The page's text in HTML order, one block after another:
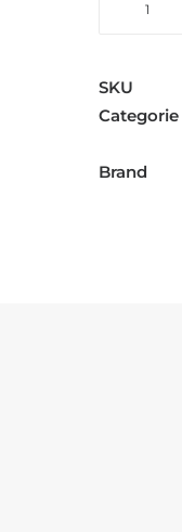
quantità
SKU
Categorie
Brand